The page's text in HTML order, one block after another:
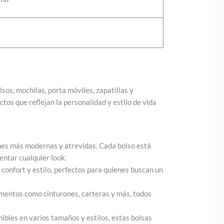
mochilas, porta móviles, zapatillas y
que reflejan la personalidad y estilo de vida
más modernas y atrevidas. Cada bolso está
cualquier look.
y estilo, perfectos para quienes buscan un
como cinturones, carteras y más, todos
en varios tamaños y estilos, estas bolsas